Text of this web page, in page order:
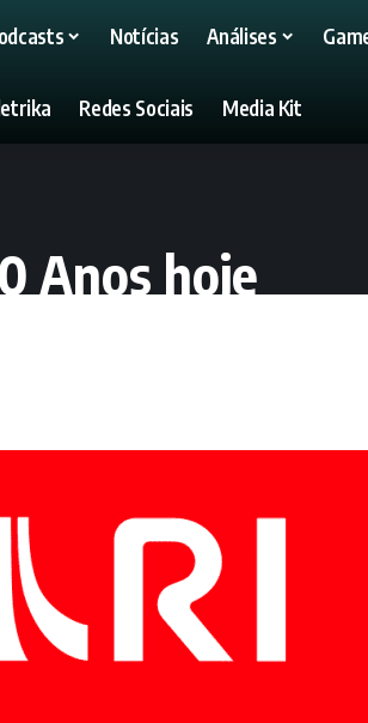
Notícias Análises
Redes Sociais Media Kit
Anos hoje